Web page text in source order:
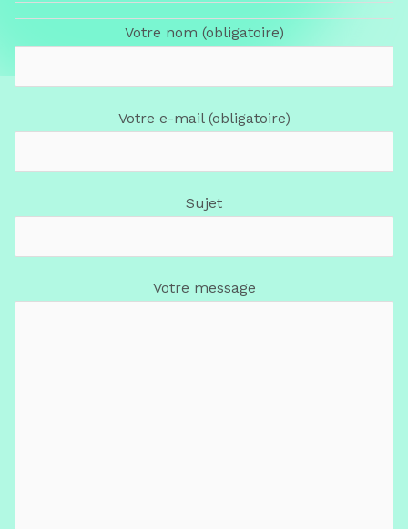
Votre nom (obligatoire)
Votre e-mail (obligatoire)
Sujet
Votre message